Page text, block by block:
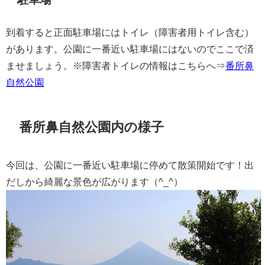
到着すると正面駐車場にはトイレ（障害者用トイレ含む）
があります。公園に一番近い駐車場にはないのでここで済
ませましょう。※障害者トイレの情報はこちらへ⇒番所鼻
自然公園
番所鼻自然公園内の様子
今回は、公園に一番近い駐車場に停めて散策開始です！出
だしから綺麗な景色が広がります（^_^）